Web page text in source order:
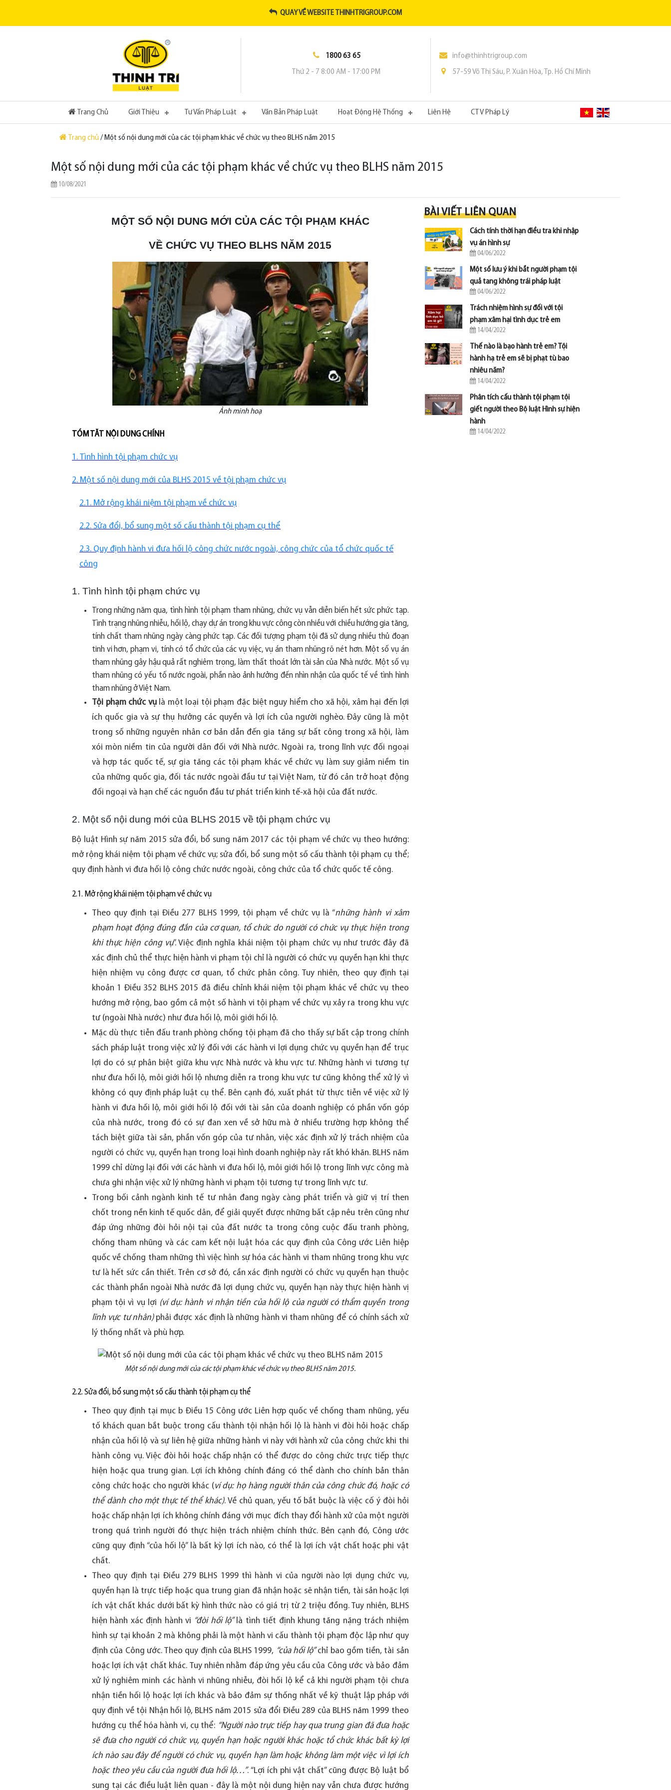
QUAY VỀ WEBSITE THINHTRIGROUP.COM
1800 63 65
Thứ 2 - 7 8:00 AM - 17:00 PM
info@thinhtrigroup.com
57-59 Võ Thị Sáu, P. Xuân Hòa, Tp. Hồ Chí Minh
Trang Chủ (current)Giới Thiệu Tư Vấn Pháp Luật Văn Bản Pháp Luật Hoạt Động Hệ Thống Liên Hệ CTV Pháp Lý
Trang chủ / Một số nội dung mới của các tội phạm khác về chức vụ theo BLHS năm 2015
Một số nội dung mới của các tội phạm khác về chức vụ theo BLHS năm 2015
10/08/2021
MỘT SỐ NỘI DUNG MỚI CỦA CÁC TỘI PHẠM KHÁC
VỀ CHỨC VỤ THEO BLHS NĂM 2015
Ảnh minh hoạ
TÓM TĂT NỘI DUNG CHÍNH
1. Tình hình tội phạm chức vụ
2. Một số nội dung mới của BLHS 2015 về tội phạm chức vụ
2.1. Mở rộng khái niệm tội phạm về chức vụ
2.2. Sửa đổi, bổ sung một số cấu thành tội phạm cụ thể
2.3. Quy định hành vi đưa hối lộ công chức nước ngoài, công chức của tổ chức quốc tế
công
1. Tình hình tội phạm chức vụ
Trong những năm qua, tình hình tội phạm tham nhũng, chức vụ vẫn diễn biến hết sức phức tạp.
Tình trạng nhũng nhiễu, hối lộ, chạy dự án trong khu vực công còn nhiều với chiều hướng gia tăng,
tính chất tham nhũng ngày càng phức tạp. Các đối tượng phạm tội đã sử dụng nhiều thủ đoạn
tinh vi hơn, phạm vi, tính có tổ chức của các vụ việc, vụ án tham nhũng rõ nét hơn. Một số vụ án
tham nhũng gây hậu quả rất nghiêm trọng, làm thất thoát lớn tài sản của Nhà nước. Một số vụ
tham nhũng có yếu tố nước ngoài, phần nào ảnh hưởng đến nhìn nhận của quốc tế về tình hình
tham nhũng ở Việt Nam.
Tội phạm chức vụlà một loại tội phạm đặc biệt nguy hiểm cho xã hội, xâm hại đến lợi
ích quốc gia và sự thụ hưởng các quyền và lợi ích của người nghèo. Đây cũng là một
trong số những nguyên nhân cơ bản dẫn đến gia tăng sự bất công trong xã hội, làm
xói mòn niềm tin của người dân đối với Nhà nước. Ngoài ra, trong lĩnh vực đối ngoại
và hợp tác quốc tế, sự gia tăng các tội phạm khác về chức vụ làm suy giảm niềm tin
của những quốc gia, đối tác nước ngoài đầu tư tại Việt Nam, từ đó cản trở hoạt động
đối ngoại và hạn chế các nguồn đầu tư phát triển kinh tế-xã hội của đất nước.
2. Một số nội dung mới của BLHS 2015 về tội phạm chức vụ
Bộ luật Hình sự năm 2015 sửa đổi, bổ sung năm 2017 các tội phạm về chức vụ theo hướng:
mở rộng khái niệm tội phạm về chức vụ; sửa đổi, bổ sung một số cấu thành tội phạm cụ thể;
quy định hành vi đưa hối lộ công chức nước ngoài, công chức của tổ chức quốc tế công.
2.1. Mở rộng khái niệm tội phạm về chức vụ
Theo quy định tại Điều 277 BLHS 1999, tội phạm về chức vụ là “những hành vi xâm
phạm hoạt động đúng đắn của cơ quan, tổ chức do người có chức vụ thực hiện trong
khi thực hiện công vụ”. Việc định nghĩa khái niệm tội phạm chức vụ như trước đây đã
xác định chủ thể thực hiện hành vi phạm tội chỉ là người có chức vụ quyền hạn khi thực
hiện nhiệm vụ công được cơ quan, tổ chức phân công. Tuy nhiên, theo quy định tại
khoản 1 Điều 352 BLHS 2015 đã điều chỉnh khái niệm tội phạm khác về chức vụ theo
hướng mở rộng, bao gồm cả một số hành vi tội phạm về chức vụ xảy ra trong khu vực
tư (ngoài Nhà nước) như đưa hối lộ, môi giới hối lộ.
Mặc dù thực tiễn đấu tranh phòng chống tội phạm đã cho thấy sự bất cập trong chính
sách pháp luật trong việc xử lý đối với các hành vi lợi dụng chức vụ quyền hạn để trục
lợi do có sự phân biệt giữa khu vực Nhà nước và khu vực tư. Những hành vi tương tự
như đưa hối lộ, môi giới hối lộ nhưng diễn ra trong khu vực tư cũng không thể xử lý vì
không có quy định pháp luật cụ thể. Bên cạnh đó, xuất phát từ thực tiễn về việc xử lý
hành vi đưa hối lộ, môi giới hối lộ đối với tài sản của doanh nghiệp có phần vốn góp
của nhà nước, trong đó có sự đan xen về sở hữu mà ở nhiều trường hợp không thể
tách biệt giữa tài sản, phần vốn góp của tư nhân, việc xác định xử lý trách nhiệm của
người có chức vụ, quyền hạn trong loại hình doanh nghiệp này rất khó khăn. BLHS năm
1999 chỉ dừng lại đối với các hành vi đưa hối lộ, môi giới hối lộ trong lĩnh vực công mà
chưa ghi nhận việc xử lý những hành vi phạm tội tương tự trong lĩnh vực tư.
Trong bối cảnh ngành kinh tế tư nhân đang ngày càng phát triển và giữ vị trí then
chốt trong nền kinh tế quốc dân, để giải quyết được những bất cập nêu trên cũng như
đáp ứng những đòi hỏi nội tại của đất nước ta trong công cuộc đấu tranh phòng,
chống tham nhũng và các cam kết nội luật hóa các quy định của Công ước Liên hiệp
quốc về chống tham những thì việc hình sự hóa các hành vi tham nhũng trong khu vực
tư là hết sức cần thiết. Trên cơ sở đó, cần xác định người có chức vụ quyền hạn thuộc
các thành phần ngoài Nhà nước đã lợi dụng chức vụ, quyền hạn này thực hiện hành vị
phạm tội vì vụ lợi (ví dụ: hành vi nhận tiền của hối lộ của người có thẩm quyền trong
lĩnh vực tư nhân)phải được xác định là những hành vi tham nhũng để có chính sách xử
lý thống nhất và phù hợp.
Một số nội dung mới của các tội phạm khác về chức vụ theo BLHS năm 2015.
2.2. Sửa đổi, bổ sung một số cấu thành tội phạm cụ thể
Theo quy định tại mục b Điều 15 Công ước Liên hợp quốc về chống tham nhũng, yếu
tố khách quan bắt buộc trong cấu thành tội nhận hối lộ là hành vi đòi hỏi hoặc chấp
nhận của hối lộ và sự liên hệ giữa những hành vi này với hành xử của công chức khi thi
hành công vụ. Việc đòi hỏi hoặc chấp nhận có thể được do công chức trực tiếp thực
hiện hoặc qua trung gian. Lợi ích không chính đáng có thể dành cho chính bản thân
công chức hoặc cho người khác (ví dụ: họ hàng người thân của công chức đó, hoặc có
thể dành cho một thực tế thể khác). Về chủ quan, yếu tố bắt buộc là việc cố ý đòi hỏi
hoặc chấp nhận lợi ích không chính đáng với mục đích thay đổi hành xử của một người
trong quá trình người đó thực hiện trách nhiệm chính thức. Bên cạnh đó, Công ước
cũng quy định “của hối lộ” là bất kỳ lợi ích nào, có thể là lợi ích vật chất hoặc phi vật
chất.
Theo quy định tại Điều 279 BLHS 1999 thì hành vi của người nào lợi dụng chức vụ,
quyền hạn là trực tiếp hoặc qua trung gian đã nhận hoặc sẽ nhận tiền, tài sản hoặc lợi
ích vật chất khác dưới bất kỳ hình thức nào có giá trị từ 2 triệu đồng. Tuy nhiên, BLHS
hiện hành xác định hành vi “đòi hối lộ”là tình tiết định khung tăng nặng trách nhiệm
hình sự tại khoản 2 mà không phải là một hành vi cấu thành tội phạm độc lập như quy
định của Công ước. Theo quy định của BLHS 1999, “của hối lộ”chỉ bao gồm tiền, tài sản
hoặc lợi ích vật chất khác. Tuy nhiên nhằm đáp ứng yêu cầu của Công ước và bảo đảm
xử lý nghiêm minh các hành vi nhũng nhiễu, đòi hối lộ kể cả khi người phạm tội chưa
nhận tiền hối lộ hoặc lợi ích khác và bảo đảm sự thống nhất về kỹ thuật lập pháp với
quy định về tội Nhận hối lộ, BLHS năm 2015 sửa đổi Điều 289 của BLHS năm 1999 theo
hướng cụ thể hóa hành vi, cụ thể: “Người nào trực tiếp hay qua trung gian đã đưa hoặc
sẽ đưa cho người có chức vụ, quyền hạn hoặc người khác hoặc tổ chức khác bất kỳ lợi
ích nào sau đây để người có chức vụ, quyền hạn làm hoặc không làm một việc vì lợi ích
hoặc theo yêu cầu của người đưa hối lộ…”. “Lợi ích phi vật chất” cũng được Bộ luật bổ
sung tại các điều luật liên quan - đây là một nội dung hiện nay vẫn chưa được hướng
BÀI VIẾT LIÊN QUAN
Cách tính thời hạn điều tra khi nhập
vụ án hình sự
04/06/2022
Một số lưu ý khi bắt người phạm tội
quả tang không trái pháp luật
04/06/2022
Trách nhiệm hình sự đối với tội
phạm xâm hại tình dục trẻ em
14/04/2022
Thế nào là bạo hành trẻ em? Tội
hành hạ trẻ em sẽ bị phạt tù bao
nhiêu năm?
14/04/2022
Phân tích cấu thành tội phạm tội
giết người theo Bộ luật Hình sự hiện
hành
14/04/2022